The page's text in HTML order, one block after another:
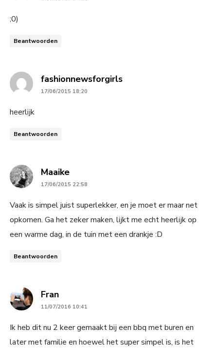
;0)
Beantwoorden
fashionnewsforgirlssays:
17/06/2015 18:20
heerlijk
Beantwoorden
Maaikesays:
17/06/2015 22:58
Vaak is simpel juist superlekker, en je moet er maar net
opkomen. Ga het zeker maken, lijkt me echt heerlijk op
een warme dag, in de tuin met een drankje :D
Beantwoorden
Fransays:
11/07/2016 10:41
Ik heb dit nu 2 keer gemaakt bij een bbq met buren en
later met familie en hoewel het super simpel is, is het